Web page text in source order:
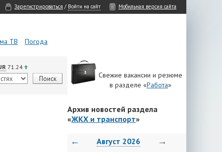
Зарегистрироваться / Войти на сайт Мобильная версия сайта
ТВ Погода
71.24
Свежие вакансии и резюме
в разделе «Работа»
Архив новостей раздела
«ЖКХ и транспорт»
← Август 2026 →